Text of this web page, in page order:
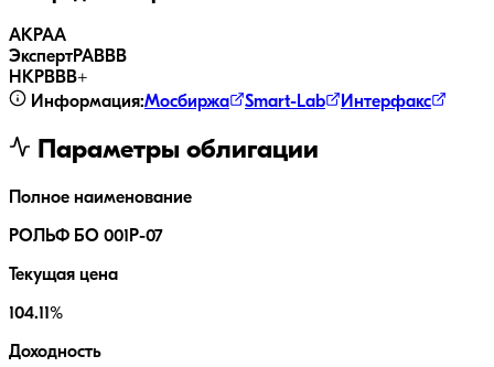
АКРАA
ЭкспертРАBBB
НКРBBB+
Информация:Мосбиржа Smart-Lab Интерфакс
Параметры облигации
Полное наименование
РОЛЬФ БО 001Р-07
Текущая цена
104.11%
Доходность